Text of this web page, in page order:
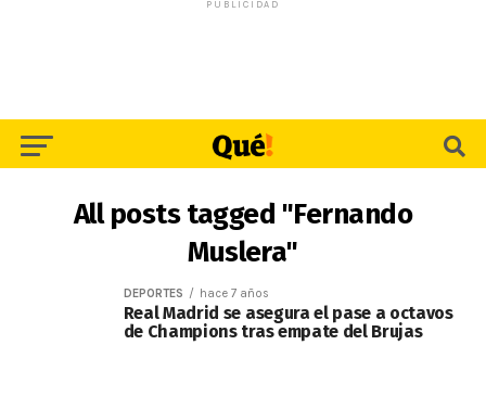
PUBLICIDAD
All posts tagged "Fernando
Muslera"
DEPORTES hace 7 años
Real Madrid se asegura el pase a octavos
de Champions tras empate del Brujas